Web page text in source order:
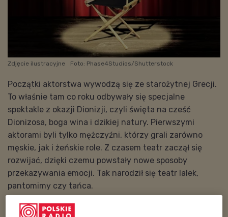
Zdjęcie ilustracyjne Foto: Phase4Studios/Shutterstock
Początki aktorstwa wywodzą się ze starożytnej Grecji.
To właśnie tam co roku odbywały się specjalne
spektakle z okazji Dionizji, czyli święta na cześć
Dionizosa, boga wina i dzikiej natury. Pierwszymi
aktorami byli tylko mężczyźni, którzy grali zarówno
męskie, jak i żeńskie role. Z czasem teatr zaczął się
rozwijać, dzięki czemu powstały nowe sposoby
przekazywania emocji. Tak narodził się teatr lalek,
pantomimy czy tańca.
- Aktor to jest zawód z taką, nazwijmy to misją